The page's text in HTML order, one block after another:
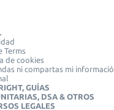
Terms
de cookies
ni compartas mi
GUÍAS
DSA & OTROS
LEGALES